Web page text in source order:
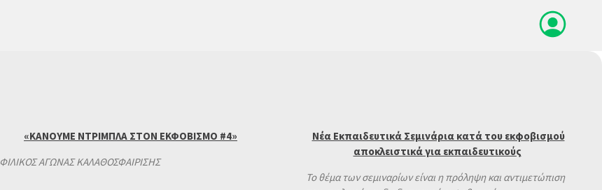
«ΚΑΝΟΥΜΕ ΝΤΡΙΜΠΛΑ ΣΤΟΝ ΕΚΦΟΒΙΣΜΟ #4»
ΦΙΛΙΚΟΣ ΑΓΩΝΑΣ ΚΑΛΑΘΟΣΦΑΙΡΙΣΗΣ
Νέα Εκπαιδευτικά Σεμινάρια κατά του εκφοβισμού
αποκλειστικά για εκπαιδευτικούς
Το θέμα των σεμιναρίων είναι η πρόληψη και αντιμετώπιση